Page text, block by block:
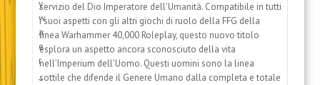
servizio del Dio Imperatore dell’Umanità. Compatibile in tutti
i suoi aspetti con gli altri giochi di ruolo della FFG della
linea Warhammer 40,000 Roleplay, questo nuovo titolo
esplora un aspetto ancora sconosciuto della vita
nell’Imperium dell’Uomo. Questi uomini sono la linea
sottile che difende il Genere Umano dalla completa e totale